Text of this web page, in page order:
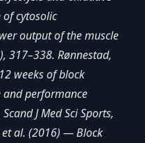
cytosolic
output of the muscle
317–338. Rønnestad,
weeks of block
performance
J Med Sci Sports,
et al. (2016) — Block